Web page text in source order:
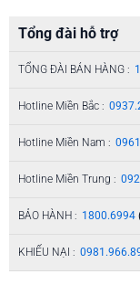
Tổng đài hỗ trợ
TỔNG ĐÀI BÁN HÀNG :
Hotline Miền Bắc :
Hotline Miền Nam :
Hotline Miền Trung :
BẢO HÀNH : 1800.6994
KHIẾU NẠI :